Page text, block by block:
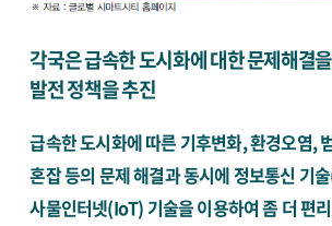
각국은 급속한 도시화에 대한 문제해결
발전 정책을 추진
급속한 도시화에 따른 기후변화, 환경오염,
혼잡 등의 문제 해결과 동시에 정보통신 기
사물인터넷(IoT) 기술을 이용하여 좀 더 편